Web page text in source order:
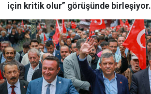
için kritik olur” görüşünde birleşiyor.